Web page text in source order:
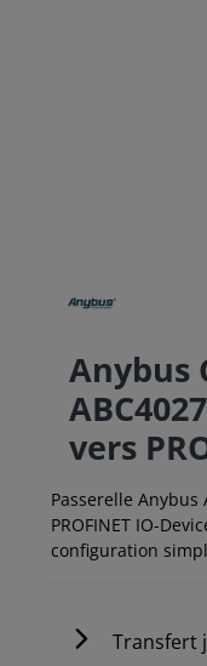
Anybus
vers
Passerelle Anybus
PROFINET IO-
configuration
Transfert